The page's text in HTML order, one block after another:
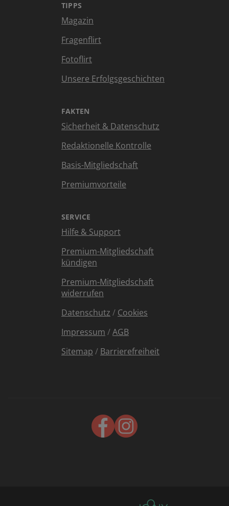
TIPPS
Magazin
Fragenflirt
Fotoflirt
Unsere Erfolgsgeschichten
FAKTEN
Sicherheit & Datenschutz
Redaktionelle Kontrolle
Basis-Mitgliedschaft
Premiumvorteile
SERVICE
Hilfe & Support
Premium-Mitgliedschaft
kündigen
Premium-Mitgliedschaft
widerrufen
Datenschutz / Cookies
Impressum /AGB
Sitemap / Barrierefreiheit